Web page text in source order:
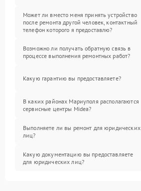
Может ли вместо меня принять устройство
после ремонта другой человек, контактный
телефон которого я предоставлю?
Возможно ли получать обратную связь в
процессе выполнения ремонтных работ?
Какую гарантию вы предоставляете?
В каких районах Мариуполя располагаются
сервисные центры Midea?
Выполняете ли вы ремонт для юридических
лиц?
Какую документацию вы предоставляете
для юридических лиц?